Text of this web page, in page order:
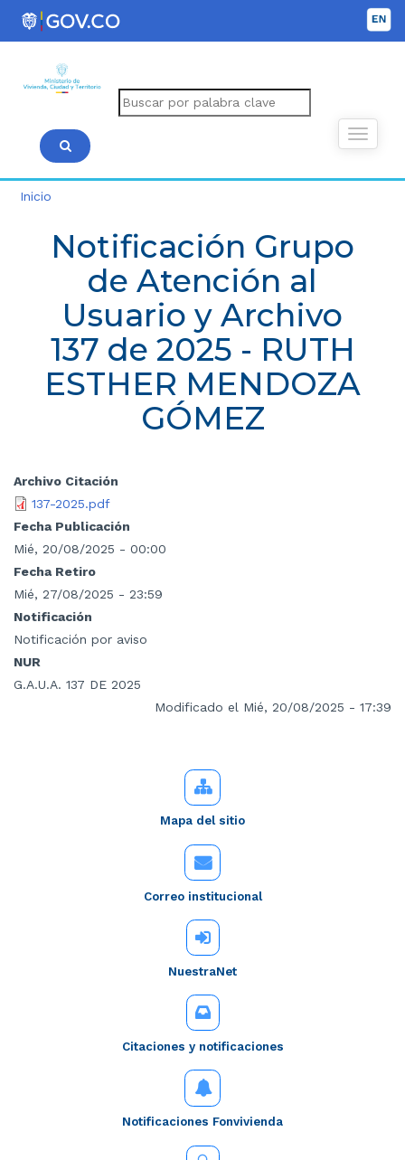
Inicio
Notificación Grupo
de Atención al
Usuario y Archivo
137 de 2025 - RUTH
ESTHER MENDOZA
GÓMEZ
Archivo Citación
137-2025.pdf
Fecha Publicación
Mié, 20/08/2025 - 00:00
Fecha Retiro
Mié, 27/08/2025 - 23:59
Notificación
Notificación por aviso
NUR
G.A.U.A. 137 DE 2025
Modificado el Mié, 20/08/2025 - 17:39
Mapa del sitio
Correo institucional
NuestraNet
Citaciones y notificaciones
Notificaciones Fonvivienda